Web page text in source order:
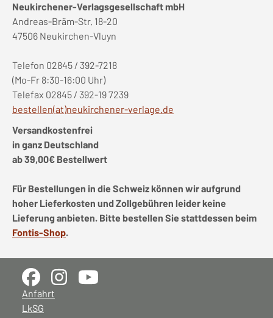
Neukirchener-Verlagsgesellschaft mbH
Andreas-Bräm-Str. 18-20
47506 Neukirchen-Vluyn
Telefon 02845 / 392-7218
(Mo-Fr 8:30-16:00 Uhr)
Telefax 02845 / 392-19 7239
bestellen(at)neukirchener-verlage.de
Versandkostenfrei
in ganz Deutschland
ab 39,00€ Bestellwert
Für Bestellungen in die Schweiz können wir aufgrund
hoher Lieferkosten und Zollgebühren leider keine
Lieferung anbieten. Bitte bestellen Sie stattdessen beim
Fontis-Shop.
Anfahrt
LkSG